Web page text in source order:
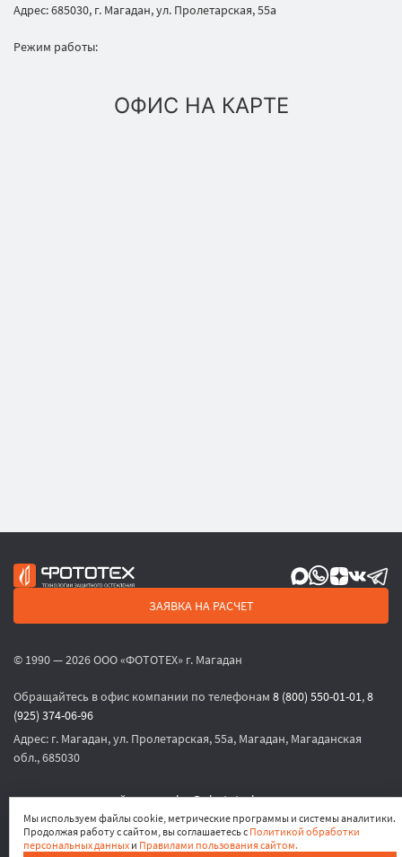
Адрес: 685030, г. Магадан, ул. Пролетарская, 55а
Режим работы:
ОФИС НА КАРТЕ
ЗАЯВКА НА РАСЧЕТ
© 1990 — 2026 ООО «ФОТОТЕХ» г. Магадан
Обращайтесь в офис компании по телефонам 8 (800) 550-01-01,8
(925) 374-06-96
Адрес: г. Магадан, ул. Пролетарская, 55а, Магадан, Магаданская
обл., 685030
или по электронной почтеsales@phototech.ru
Политика конфиденциальности,Согласие на обработку
Мы используем файлы cookie, метрические программы и системы аналитики.
Продолжая работу с сайтом, вы соглашаетесь с Политикой обработки
персональных данных и Правилами пользования сайтом.